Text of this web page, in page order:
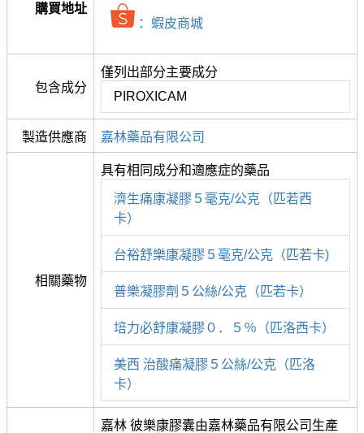
購買地址
：蝦皮商城
包含成分
僅列出部分主要成分
PIROXICAM
製造供應商 嘉林藥品有限公司
相關藥物
具有相同成分和適應症的藥品
濟生痛康凝膠５毫克/公克（匹若西
卡）
台裕舒樂康凝膠５毫克/公克（匹若卡)
普樂凝膠劑５公絲/公克（匹若卡）
培力必舒康凝膠０．５％（匹洛西卡）
美西 治酸痛凝膠５公絲/公克（匹洛
卡）
嘉林 彼樂康膠囊由嘉林藥品有限公司生產